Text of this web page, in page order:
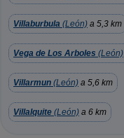
Villaburbula (León) a 5,3 km
Vega de Los Arboles (León)
Villarmun (León) a 5,6 km
Villalquite (León) a 6 km